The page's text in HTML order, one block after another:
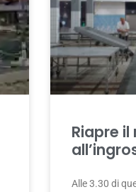
Riapre
Alle 3.30 di